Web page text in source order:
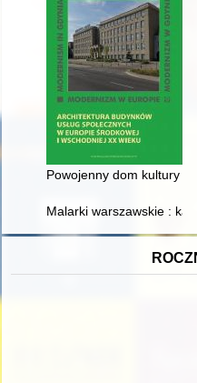
Powojenny dom kultury :
Malarki warszawskie :